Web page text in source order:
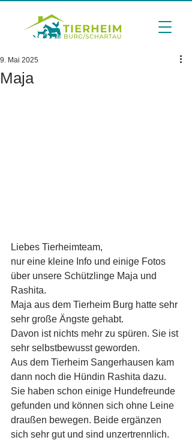
Maja
9. Mai 2025
Liebes Tierheimteam,
nur eine kleine Info und einige Fotos
über unsere Schützlinge Maja und
Rashita.
Maja aus dem Tierheim Burg hatte sehr
sehr große Ängste gehabt.
Davon ist nichts mehr zu spüren. Sie ist
sehr selbstbewusst geworden.
Aus dem Tierheim Sangerhausen kam
dann noch die Hündin Rashita dazu.
Sie haben schon einige Hundefreunde
gefunden und können sich ohne Leine
draußen bewegen. Beide ergänzen
sich sehr gut und sind unzertrennlich.